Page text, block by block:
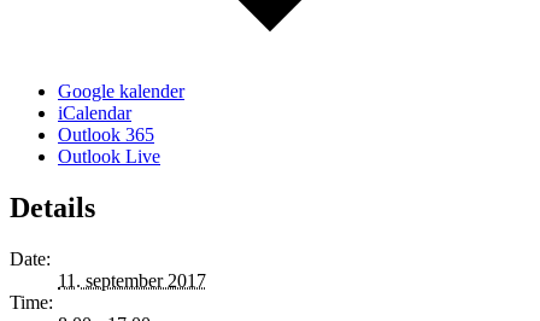
Google kalender
iCalendar
Outlook 365
Outlook Live
Details
Date:
11. september 2017
Time: